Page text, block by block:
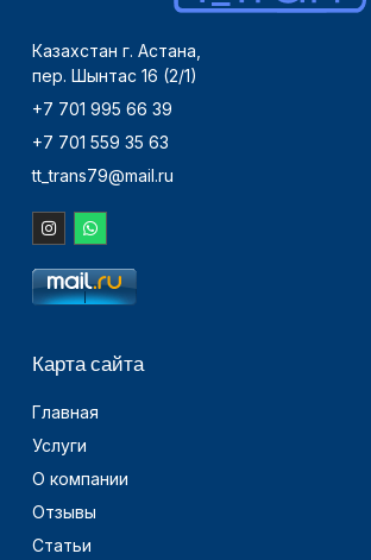
Казахстан г. Астана,
пер. Шынтас 16 (2/1)
+7 701 995 66 39
+7 701 559 35 63
tt_trans79@mail.ru
Карта сайта
Главная
Услуги
О компании
Отзывы
Статьи